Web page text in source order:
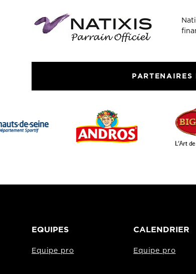
PARTENAIRES
EQUIPES
Equipe pro
CALENDRIER
Equipe pro